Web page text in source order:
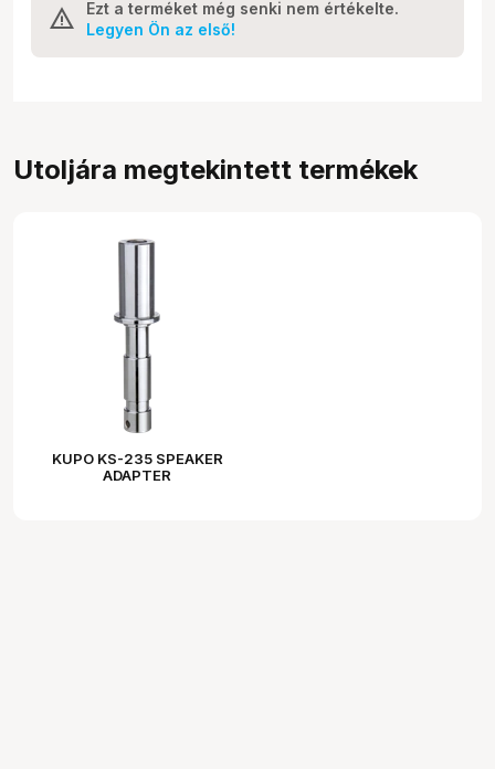
Ezt a terméket még senki nem értékelte.
Legyen Ön az első!
Utoljára megtekintett termékek
KUPO KS-235 SPEAKER
ADAPTER